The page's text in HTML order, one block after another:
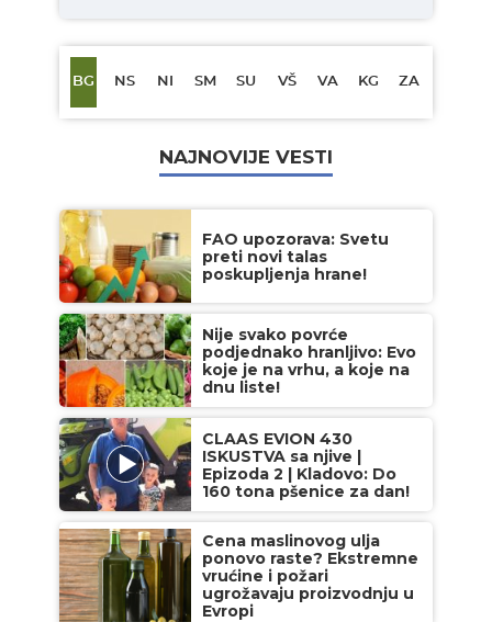
BG NS NI SM SU VŠ VA KG ZA
NAJNOVIJE VESTI
FAO upozorava: Svetu
preti novi talas
poskupljenja hrane!
Nije svako povrće
podjednako hranljivo: Evo
koje je na vrhu, a koje na
dnu liste!
CLAAS EVION 430
ISKUSTVA sa njive |
Epizoda 2 | Kladovo: Do
160 tona pšenice za dan!
Cena maslinovog ulja
ponovo raste? Ekstremne
vrućine i požari
ugrožavaju proizvodnju u
Evropi